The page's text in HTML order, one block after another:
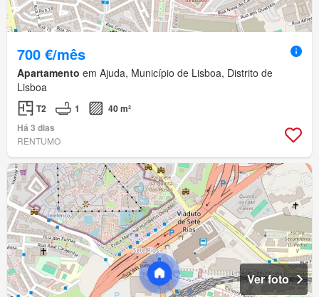
700 €/mês
Apartamento em Ajuda, Município de Lisboa, Distrito de
Lisboa
T2 1
40 m²
Há 3 dias
RENTUMO
Ver foto